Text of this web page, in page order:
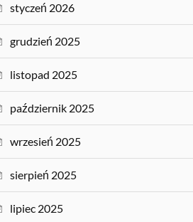
styczeń 2026
grudzień 2025
listopad 2025
październik 2025
wrzesień 2025
sierpień 2025
lipiec 2025